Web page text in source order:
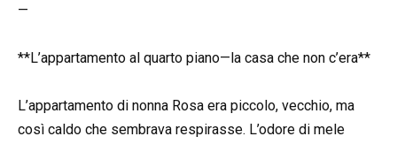
—
**L’appartamento al quarto piano—la casa che non c’era**
L’appartamento di nonna Rosa era piccolo, vecchio, ma
così caldo che sembrava respirasse. L’odore di mele